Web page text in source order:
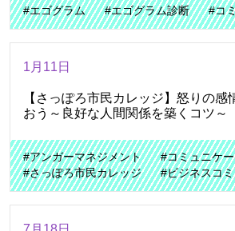
#エゴグラム #エゴグラム診断 #コ
1月11日
【さっぽろ市民カレッジ】怒りの感
おう～良好な人間関係を築くコツ～
#アンガーマネジメント
#コミュニケ
#さっぽろ市民カレッジ
#ビジネスコ